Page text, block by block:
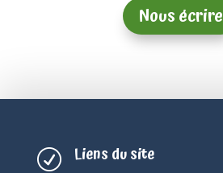
Nous écrire
R Liens du site